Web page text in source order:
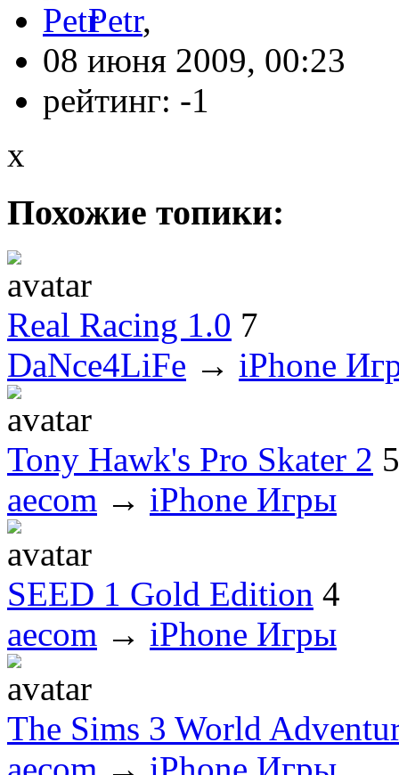
Petr,
08 июня 2009, 00:23
рейтинг: -1
x
Похожие топики:
Real Racing 1.0 7
DaNce4LiFe → iPhone
Tony Hawk's Pro Skater 2 5
aecom → iPhone Игры
SEED 1 Gold Edition 4
aecom → iPhone Игры
The Sims 3 World